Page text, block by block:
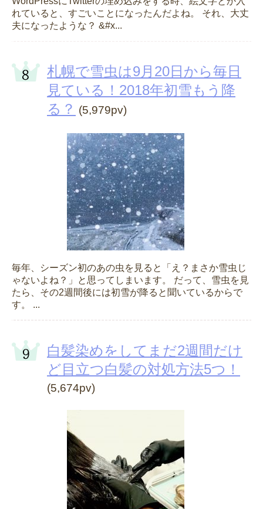
れていると、すごいことになったんだよね。 それ、大丈
夫になったような？ &#x...
札幌で雪虫は9月20日から毎日
見ている！2018年初雪もう降
る？ (5,979pv)
毎年、シーズン初のあの虫を見ると「え？まさか雪虫じ
ゃないよね？」と思ってしまいます。 だって、雪虫を見
たら、その2週間後には初雪が降ると聞いているからで
す。 ...
白髪染めをしてまだ2週間だけ
ど目立つ白髪の対処方法5つ！
(5,674pv)